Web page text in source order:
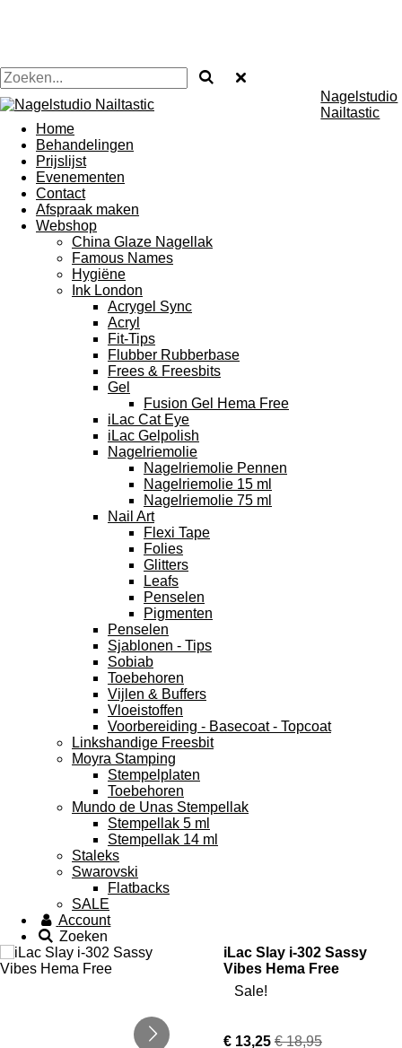
Nagelstudio
Nailtastic
Home
Behandelingen
Prijslijst
Evenementen
Contact
Afspraak maken
Webshop
China Glaze Nagellak
Famous Names
Hygiëne
Ink London
Acrygel Sync
Acryl
Fit-Tips
Flubber Rubberbase
Frees & Freesbits
Gel
Fusion Gel Hema Free
iLac Cat Eye
iLac Gelpolish
Nagelriemolie
Nagelriemolie Pennen
Nagelriemolie 15 ml
Nagelriemolie 75 ml
Nail Art
Flexi Tape
Folies
Glitters
Leafs
Penselen
Pigmenten
Penselen
Sjablonen - Tips
Sobiab
Toebehoren
Vijlen & Buffers
Vloeistoffen
Voorbereiding - Basecoat - Topcoat
Linkshandige Freesbit
Moyra Stamping
Stempelplaten
Toebehoren
Mundo de Unas Stempellak
Stempellak 5 ml
Stempellak 14 ml
Staleks
Swarovski
Flatbacks
SALE
Account
Zoeken
iLac Slay i-302 Sassy
Vibes Hema Free
Sale!
€ 13,25 € 18,95